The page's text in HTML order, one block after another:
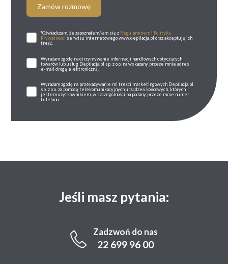
Zamów rozmowę
*Oświadczam, że zapoznałem/-am się z Regulaminemi Polityką
Prywatności serwisu internetowego www.depilacja.pl oraz akceptuję ich
treść.
Wyrażam zgodę na otrzymywanie informacji handlowych dotyczących
towarów lub usług Depilacja.pl sp. z o.o. na wskazany przeze mnie adres
e-mail drogą elektroniczną.
Wyrażam zgodę na przekazywanie mi treści marketingowych Depilacja.pl
sp. z o.o. za pomocą telekomunikacyjnych urządzeń końcowych, których
jestem użytkownikiem, w szczególności na podany przeze mnie numer
telefonu.
Jeśli masz pytania:
Zadzwoń do nas
22 699 96 00